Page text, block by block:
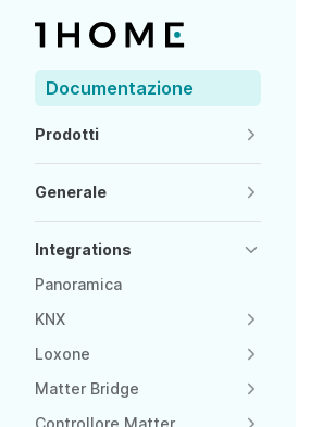
Skip to content
Sidebar Navigation
Documentazione
Prodotti
Generale
Integrations
Panoramica
KNX
Loxone
Matter Bridge
Controllore Matter